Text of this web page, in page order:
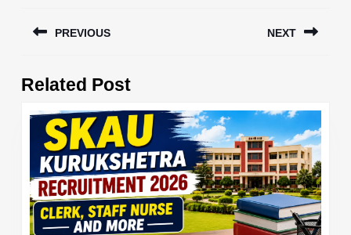
navigation
PREVIOUS
post:
NEXT
Related Post